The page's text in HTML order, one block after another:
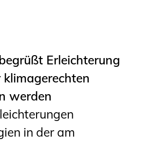
Erleichterung
klimagerechten
werden
in der am